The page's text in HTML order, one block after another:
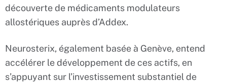
découverte de médicaments modulateurs
allostériques auprès d’Addex.
Neurosterix, également basée à Genève, entend
accélérer le développement de ces actifs, en
s’appuyant sur l’investissement substantiel de